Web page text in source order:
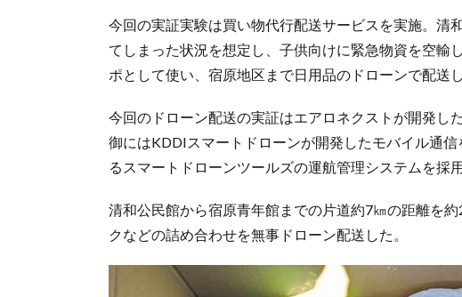
今回の実証実験は買い物代行配送サービスを実施。清
てしまった状況を想定し、子供向けに緊急物資を空輸
ポとして使い、宿原地区まで日用品のドローンで配送し
今回のドローン配送の実証はエアロネクストが開発し
御にはKDDIスマートドローンが開発したモバイル通
るスマートドローンツールズの運航管理システムを採用
清和公民館から宿原青年館までの片道約7㎞の距離を
クなどの詰め合わせを無事ドローン配送した。